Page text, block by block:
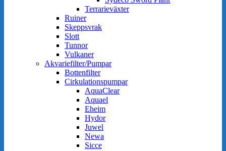
Terrarieväxter
Ruiner
Skeppsvrak
Slott
Tunnor
Vulkaner
Akvariefilter/Pumpar
Bottenfilter
Cirkulationspumpar
AquaClear
Aquael
Eheim
Hydor
Juwel
Newa
Sicce